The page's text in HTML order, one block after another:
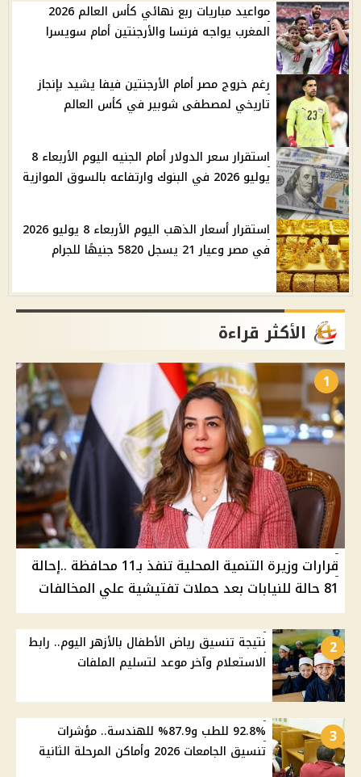
مواعيد مباريات ربع نهائي كأس العالم 2026
المغرب يواجه فرنسا والأرجنتين أمام سويسرا
رغم خروج مصر أمام الأرجنتين فيفا يشيد بإنجاز
تاريخي لمصطفى شوبير في كأس العالم
استقرار سعر الدولار أمام الجنيه اليوم الأربعاء 8
يوليو 2026 في البنوك وارتفاعه بالسوق الموازية
استقرار أسعار الذهب اليوم الأربعاء 8 يوليو 2026
في مصر وعيار 21 يسجل 5820 جنيهًا للجرام
الأكثر قراءة
1
قرارات وزيرة التنمية المحلية تنفذ بـ11 محافظة ..إحالة
81 حالة للنيابات بعد حملات تفتيشية علي المخالفات
2
نتيجة تنسيق رياض الأطفال بالأزهر اليوم.. رابط
الاستعلام وآخر موعد لتسليم الملفات
3
92.8% للطب و87.9% للهندسة.. مؤشرات
تنسيق الجامعات 2026 وأماكن المرحلة الثانية